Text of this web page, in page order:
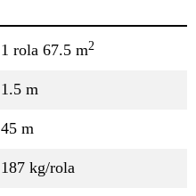
1 rola 67.5 m2
1.5 m
45 m
187 kg/rola